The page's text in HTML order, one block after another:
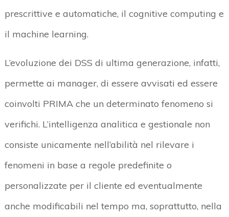
prescrittive e automatiche, il cognitive computing e
il machine learning.
L’evoluzione dei DSS di ultima generazione, infatti,
permette ai manager, di essere avvisati ed essere
coinvolti PRIMA che un determinato fenomeno si
verifichi. L’intelligenza analitica e gestionale non
consiste unicamente nell’abilità nel rilevare i
fenomeni in base a regole predefinite o
personalizzate per il cliente ed eventualmente
anche modificabili nel tempo ma, soprattutto, nella